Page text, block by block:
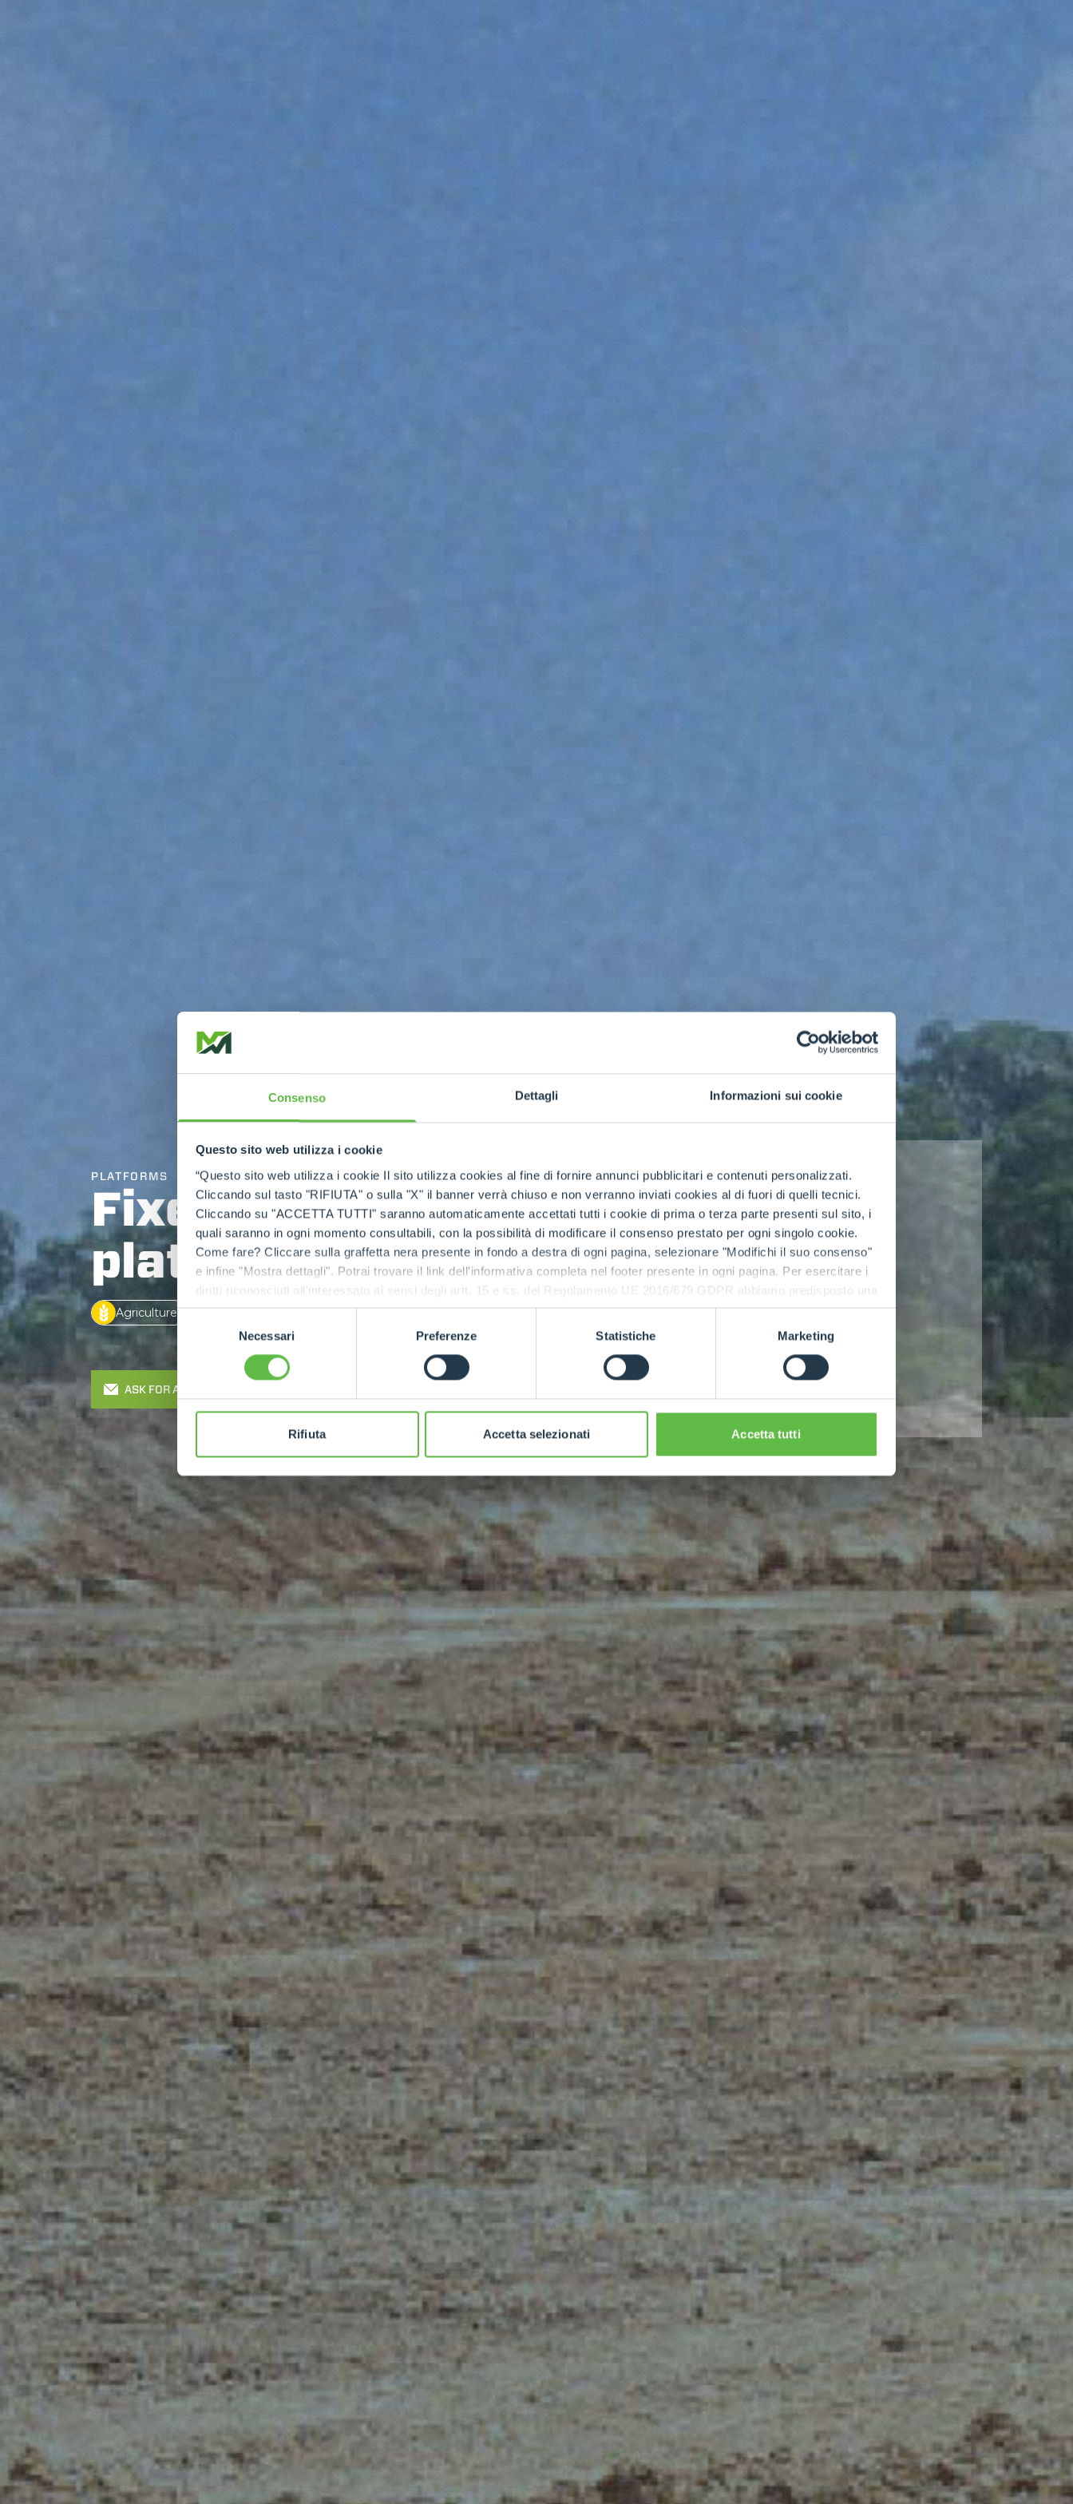
Consenso Dettagli Informazioni sui cookie
Questo sito web utilizza i cookie
“Questo sito web utilizza i cookie Il sito utilizza cookies al fine di fornire annunci pubblicitari e contenuti personalizzati.
Cliccando sul tasto "RIFIUTA" o sulla "X" il banner verrà chiuso e non verranno inviati cookies al di fuori di quelli tecnici.
Cliccando su "ACCETTA TUTTI" saranno automaticamente accettati tutti i cookie di prima o terza parte presenti sul sito, i
quali saranno in ogni momento consultabili, con la possibilità di modificare il consenso prestato per ogni singolo cookie.
Come fare? Cliccare sulla graffetta nera presente in fondo a destra di ogni pagina, selezionare "Modifichi il suo consenso"
e infine "Mostra dettagli". Potrai trovare il link dell'informativa completa nel footer presente in ogni pagina. Per esercitare i
diritti riconosciuti all'interessato ai sensi degli artt. 15 e ss. del Regolamento UE 2016/679 GDPR abbiamo predisposto una
apposita procedura.
Necessari Preferenze Statistiche Marketing
Rifiuta Accetta selezionati Accetta tutti
PLATFORMS
Fixed width
platform
Agriculture Construction Industry
ASK FOR A QUOTE
CONTACTS Via Nazionale, 9 - 12010
S. Defendente di Cervasca
(CN) - Italy
MERLO GROUP
MERLO WORLDWIDE
THE HISTORY OF MERLO
TECHNOLOGY
PRODUCTS
ELECTRIC TELEHANDLER
COMPACT TELEHANDLERS
MEDIUM CAPACITY
EQUIPMENTS
FORKS
BUCKETS
FORKS AND CLAMPS